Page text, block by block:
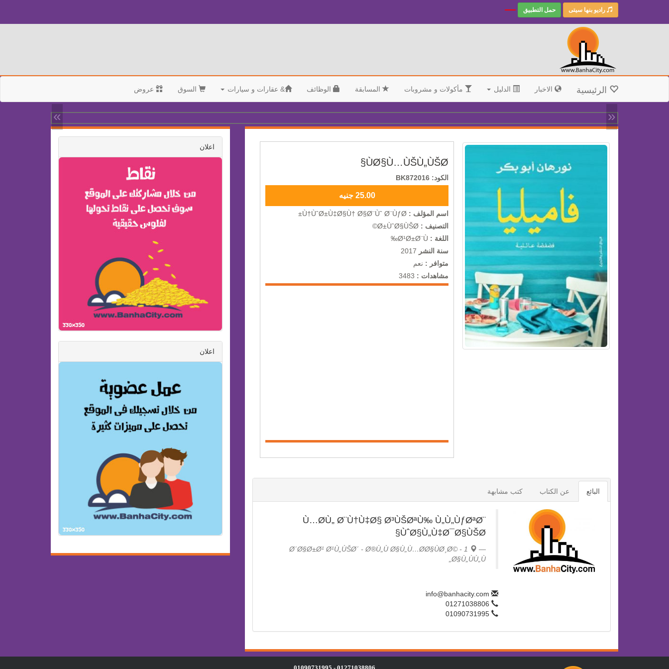
راديو بنها سيتى حمل التطبيق
الرئيسية الاخبار الدليل مأكولات و مشروبات المسابقة الوظائف & عقارات و سيارات السوق عروض
«
»
ÙØ§Ù…ÙŠÙ„ÙŠØ§
الكود: BK872016
25.00 جنيه
اسم المؤلف :
التصنيف :
اللغة :
سنة النشر 2017
متوافر : نعم
مشاهدات : 3483
البائع عن الكتاب كتب مشابهة
Ù…Ø­Ù„ Ø¨Ù†Ù‡Ø§ Ø³ÙŠØªÙ‰ Ù„Ù„ÙƒØªØ¨
ÙˆØ§Ù„Ù‡Ø¯Ø§ÙŠØ§
1 Ø´Ø§Ø±Ø¹ Ø¹Ù„ÙŠØ´ - Ø®Ù„Ù Ø§Ù„Ù…Ø­Ø§ÙØ¸Ø© -
Ø§Ù„ÙÙ„Ù„
اعلان
اعلان